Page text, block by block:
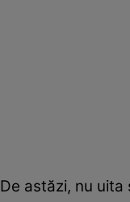
De astăzi, nu